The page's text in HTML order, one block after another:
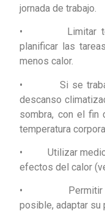
jornada de trabajo.
• Limitar todo
planificar las
menos calor.
• Si se trabaja
descanso
sombra, con el fin
temperatura
• Utilizar medios
efectos del calor
• Permitir al
posible, adaptar su